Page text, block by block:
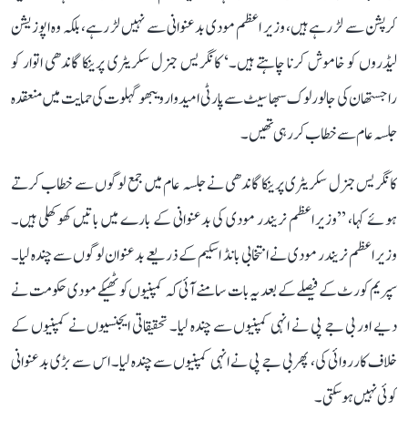
کرپشن سے لڑ رہے ہیں، وزیر اعظم مودی بدعنوانی سے نہیں لڑ رہے، بلکہ وہ اپوزیشن
لیڈروں کو خاموش کرنا چاہتے ہیں۔‘ کانگریس جنرل سکریٹری پرینکا گاندھی اتوار کو
راجستھان کی جالور لوک سبھا سیٹ سے پارٹی امیدوار ویبھو گہلوت کی حمایت میں منعقدہ
جلسہ عام سے خطاب کر رہی تھیں۔
کانگریس جنرل سکریٹری پرینکا گاندھی نے جلسہ عام میں جمع لوگوں سے خطاب کرتے
ہوئے کہا، ’’وزیر اعظم نریندر مودی کی بدعنوانی کے بارے میں باتیں کھوکھلی ہیں۔
وزیر اعظم نریندر مودی نے انتخابی بانڈ اسکیم کے ذریعے بدعنوان لوگوں سے چندہ لیا۔
سپریم کورٹ کے فیصلے کے بعد یہ بات سامنے آئی کہ کمپنیوں کو ٹھیکے مودی حکومت نے
دیے اور بی جے پی نے انہی کمپنیوں سے چندہ لیا۔ تحقیقاتی ایجنسیوں نے کمپنیوں کے
خلاف کارروائی کی، پھر بی جے پی نے انہی کمپنیوں سے چندہ لیا۔ اس سے بڑی بدعنوانی
کوئی نہیں ہو سکتی۔